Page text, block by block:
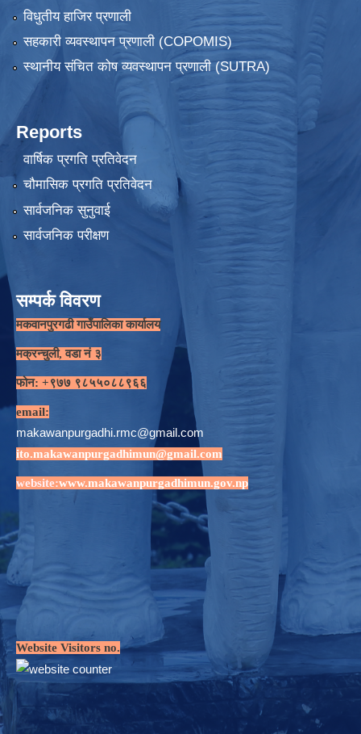
विधुतीय हाजिर प्रणाली
सहकारी व्यवस्थापन प्रणाली (COPOMIS)
स्थानीय संचित कोष व्यवस्थापन प्रणाली (SUTRA)
Reports
वार्षिक प्रगति प्रतिवेदन
चौमासिक प्रगति प्रतिवेदन
सार्वजनिक सुनुवाई
सार्वजनिक परीक्षण
सम्पर्क विवरण
मकवानपुरगढी गाउँपालिका कार्यालय
मक्रन्चुली, वडा नं ३
फोन: +९७७ ९८५५०८८९६६
email:
makawanpurgadhi.rmc@gmail.com
ito.makawanpurgadhimun@gmail.com
website:www.makawanpurgadhimun.gov.np
Website Visitors no.